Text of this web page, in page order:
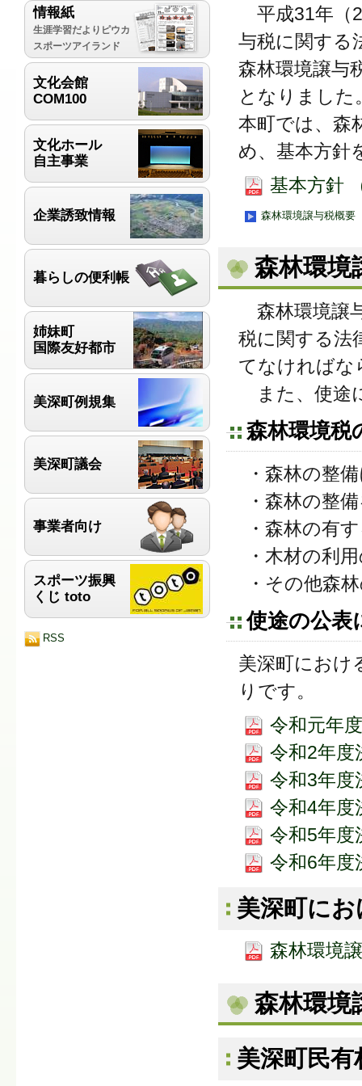
平成31年（
与税に関する
森林環境譲与
となりました
本町では、森
め、基本方針
基本方針
森林環境譲与税概要
森林環境
森林環境譲
税に関する法
てなければな
また、使途
森林環境税
・森林の整
・森林の整
・森林の有
・木材の利
・その他森
使途の公表
美深町におけ
りです。
令和元年
令和2年度
令和3年度
令和4年度
令和5年度
令和6年度
美深町に
森林環境
森林環境
美深町民有
情報紙
生涯学習だよりピウカ
スポーツアイランド
文化会館
COM100
文化ホール
自主事業
企業誘致情報
暮らしの便利帳
姉妹町
国際友好都市
美深町例規集
美深町議会
事業者向け
スポーツ振興
くじ toto
RSS